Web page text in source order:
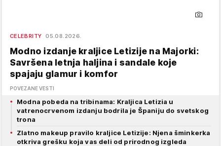
CELEBRITY 05.08.2026.
Modno izdanje kraljice Letizije na Majorki:
Savršena letnja haljina i sandale koje
spajaju glamur i komfor
POVEZANE VESTI
Modna pobeda na tribinama: Kraljica Letizia u
vatrenocrvenom izdanju bodrila je Španiju do svetskog
trona
Zlatno makeup pravilo kraljice Letizije: Njena šminkerka
otkriva grešku koja vas deli od prirodnog izgleda